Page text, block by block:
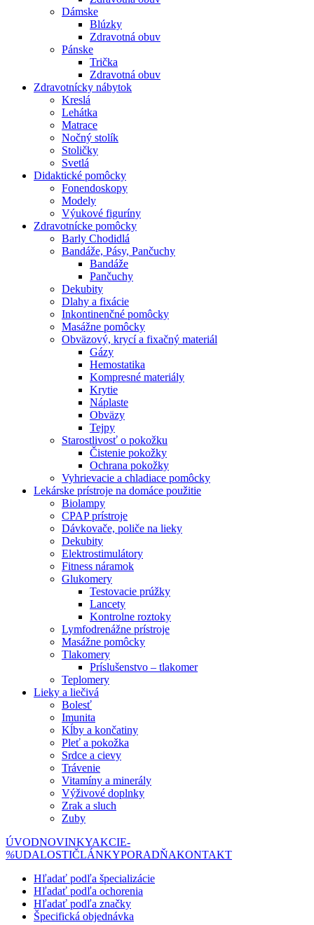
Dámske
Blúzky
Zdravotná obuv
Pánske
Trička
Zdravotná obuv
Zdravotnícky nábytok
Kreslá
Lehátka
Matrace
Nočný stolík
Stoličky
Svetlá
Didaktické pomôcky
Fonendoskopy
Modely
Výukové figuríny
Zdravotnícke pomôcky
Barly Chodidlá
Bandáže, Pásy, Pančuchy
Bandáže
Pančuchy
Dekubity
Dlahy a fixácie
Inkontinenčné pomôcky
Masážne pomôcky
Obväzový, krycí a fixačný materiál
Gázy
Hemostatika
Kompresné materiály
Krytie
Náplaste
Obväzy
Tejpy
Starostlivosť o pokožku
Čistenie pokožky
Ochrana pokožky
Vyhrievacie a chladiace pomôcky
Lekárske prístroje na domáce použitie
Biolampy
CPAP prístroje
Dávkovače, poliče na lieky
Dekubity
Elektrostimulátory
Fitness náramok
Glukomery
Testovacie prúžky
Lancety
Kontrolne roztoky
Lymfodrenážne prístroje
Masážne pomôcky
Tlakomery
Príslušenstvo – tlakomer
Teplomery
Lieky a liečivá
Bolesť
Imunita
Kĺby a končatiny
Pleť a pokožka
Srdce a cievy
Trávenie
Vitamíny a minerály
Výživové doplnky
Zrak a sluch
Zuby
ÚVODNOVINKYAKCIE-
%UDALOSTIČLÁNKYPORADŇAKONTAKT
Hľadať podľa špecializácie
Hľadať podľa ochorenia
Hľadať podľa značky
Špecifická objednávka